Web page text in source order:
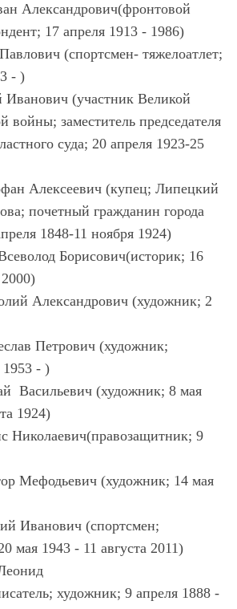
Александрович(фронтовой
17 апреля 1913 - 1986)
(спортсмен- тяжелоатлет;
- )
(участник Великой
войны; заместитель председателя
суда; 20 апреля 1923-25
Алексеевич (купец; Липецкий
почетный гражданин города
1848-11 ноября 1924)
Борисович(историк; 16
Александрович (художник; 2
Петрович (художник;
1953 - )
Васильевич (художник; 8 мая
1924)
Николаевич(правозащитник; 9
Мефодьевич (художник; 14 мая
Иванович (спортсмен;
мая 1943 - 11 августа 2011)
художник; 9 апреля 1888 -